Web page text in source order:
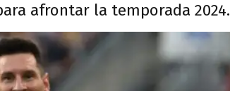
afrontar la temporada 2024.